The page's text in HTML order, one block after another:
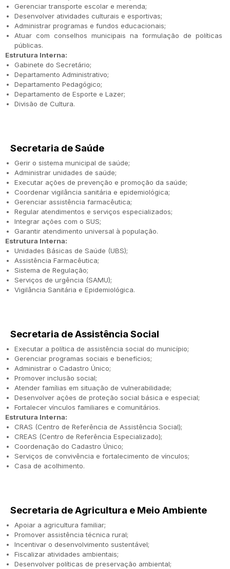
Gerenciar transporte escolar e merenda;
Desenvolver atividades culturais e esportivas;
Administrar programas e fundos educacionais;
Atuar com conselhos municipais na formulação de políticas
públicas.
Estrutura Interna:
Gabinete do Secretário;
Departamento Administrativo;
Departamento Pedagógico;
Departamento de Esporte e Lazer;
Divisão de Cultura.
Secretaria de Saúde
Gerir o sistema municipal de saúde;
Administrar unidades de saúde;
Executar ações de prevenção e promoção da saúde;
Coordenar vigilância sanitária e epidemiológica;
Gerenciar assistência farmacêutica;
Regular atendimentos e serviços especializados;
Integrar ações com o SUS;
Garantir atendimento universal à população.
Estrutura Interna:
Unidades Básicas de Saúde (UBS);
Assistência Farmacêutica;
Sistema de Regulação;
Serviços de urgência (SAMU);
Vigilância Sanitária e Epidemiológica.
Secretaria de Assistência Social
Executar a política de assistência social do município;
Gerenciar programas sociais e benefícios;
Administrar o Cadastro Único;
Promover inclusão social;
Atender famílias em situação de vulnerabilidade;
Desenvolver ações de proteção social básica e especial;
Fortalecer vínculos familiares e comunitários.
Estrutura Interna:
CRAS (Centro de Referência de Assistência Social);
CREAS (Centro de Referência Especializado);
Coordenação do Cadastro Único;
Serviços de convivência e fortalecimento de vínculos;
Casa de acolhimento.
Secretaria de Agricultura e Meio Ambiente
Apoiar a agricultura familiar;
Promover assistência técnica rural;
Incentivar o desenvolvimento sustentável;
Fiscalizar atividades ambientais;
Desenvolver políticas de preservação ambiental;